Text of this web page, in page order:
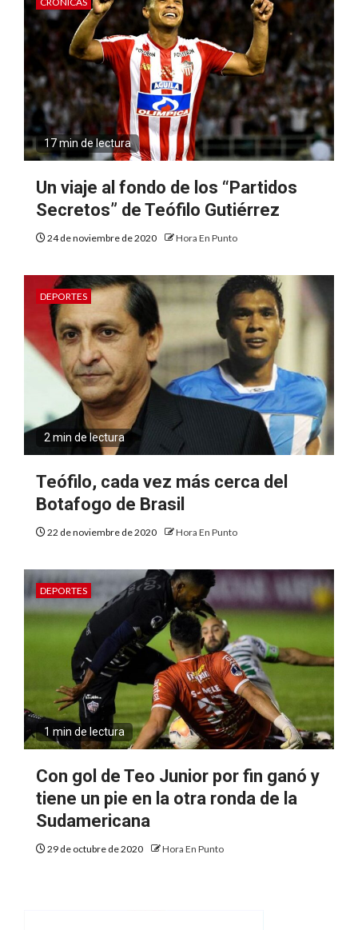
17 min de lectura
Un viaje al fondo de los “Partidos
Secretos” de Teófilo Gutiérrez
24 de noviembre de 2020 Hora En Punto
DEPORTES
2 min de lectura
Teófilo, cada vez más cerca del
Botafogo de Brasil
22 de noviembre de 2020 Hora En Punto
DEPORTES
1 min de lectura
Con gol de Teo Junior por fin ganó y
tiene un pie en la otra ronda de la
Sudamericana
29 de octubre de 2020 Hora En Punto